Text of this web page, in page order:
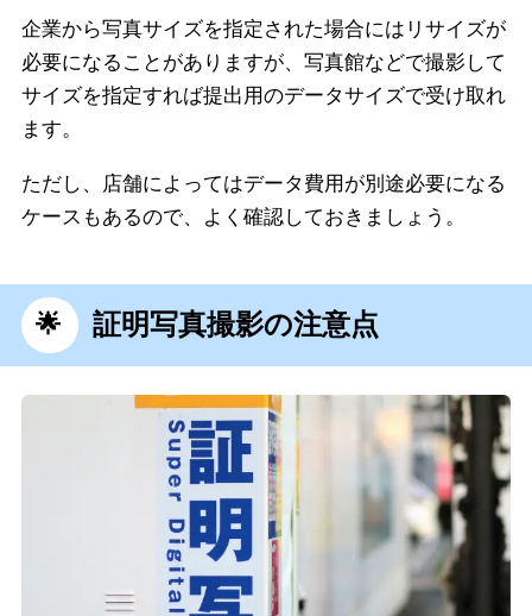
企業から写真サイズを指定された場合にはリサイズが
必要になることがありますが、写真館などで撮影して
サイズを指定すれば提出用のデータサイズで受け取れ
ます。
ただし、店舗によってはデータ費用が別途必要になる
ケースもあるので、よく確認しておきましょう。
証明写真撮影の注意点